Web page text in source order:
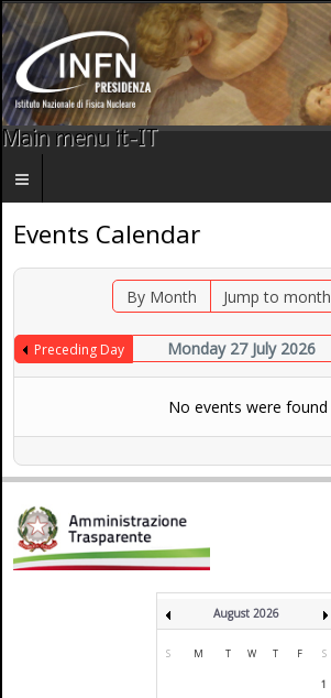
Main menu it-IT
Events Calendar
By Month Jump to month
Preceding Day Monday 27 July 2026
No events were found
August 2026
S M T W T F S
1